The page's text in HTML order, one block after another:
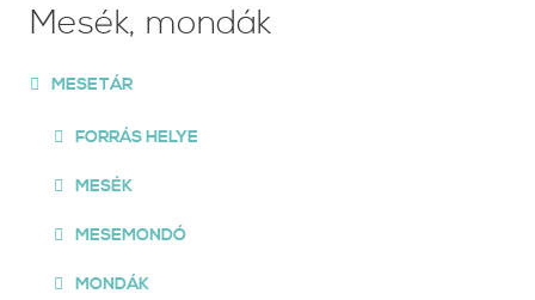
Mesék, mondák
MESETÁR
FORRÁS HELYE
MESÉK
MESEMONDÓ
MONDÁK